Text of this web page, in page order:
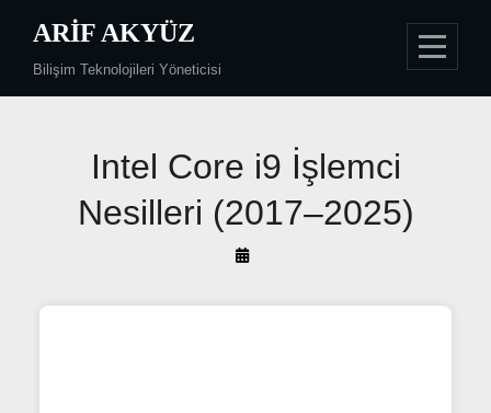
content
ARIF AKYÜZ
Bilişim Teknolojileri Yöneticisi
Intel Core i9 İşlemci
Nesilleri (2017–2025)
By
Akyüz